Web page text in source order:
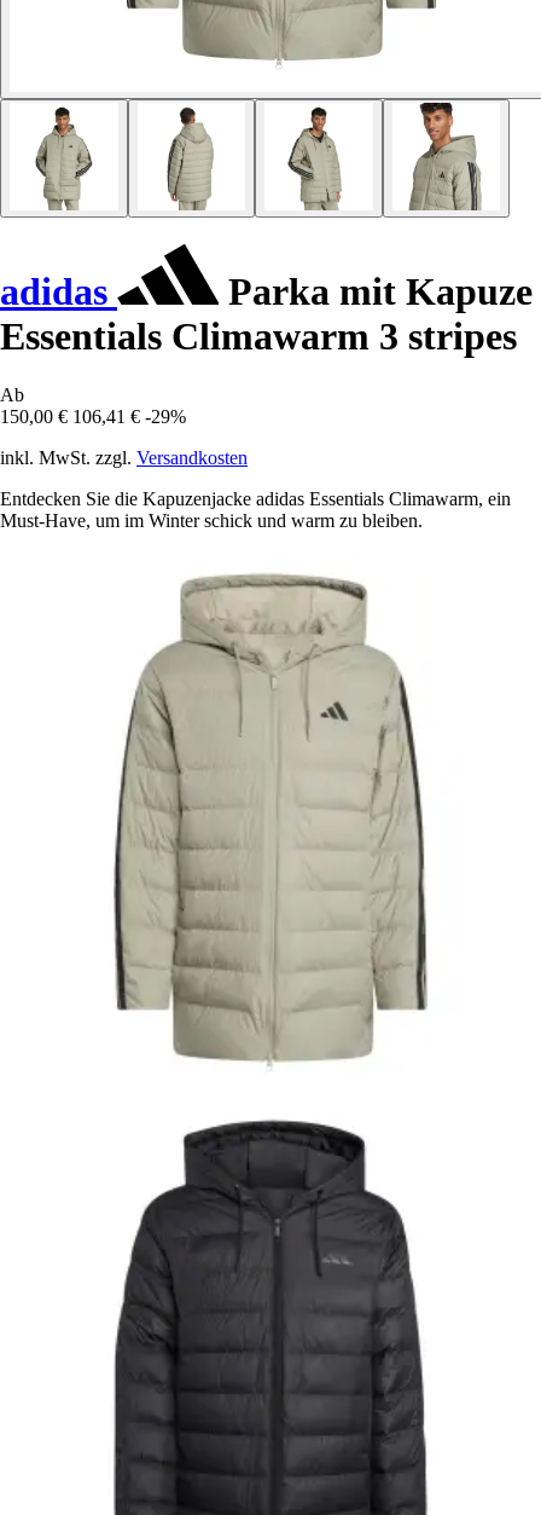
adidas
Parka mit Kapuze
Essentials Climawarm 3 stripes
Ab
150,00 € 106,41 € -29%
inkl. MwSt. zzgl. Versandkosten
Entdecken Sie die Kapuzenjacke adidas Essentials Climawarm, ein
Must-Have, um im Winter schick und warm zu bleiben.